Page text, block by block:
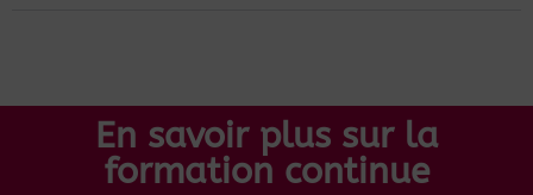
En savoir plus sur la
formation continue